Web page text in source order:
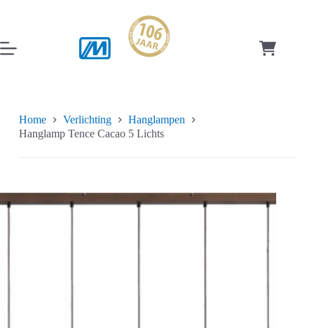
inhoud
Home Verlichting
Hanglampen
Hanglamp Tence Cacao 5 Lichts